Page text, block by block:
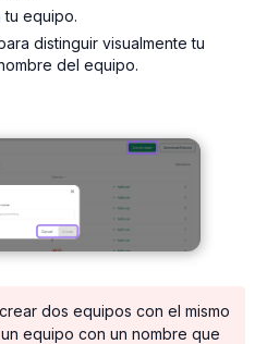
tu equipo.
distinguir visualmente tu
del equipo.
dos equipos con el mismo
equipo con un nombre que